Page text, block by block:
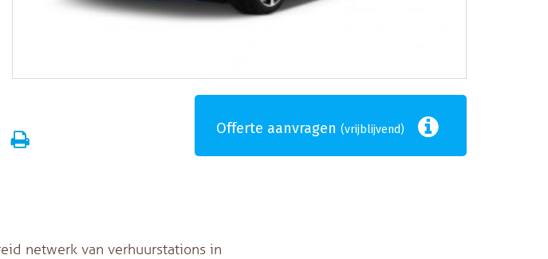
Offerte aanvragen (vrijblijvend)
netwerk van verhuurstations in